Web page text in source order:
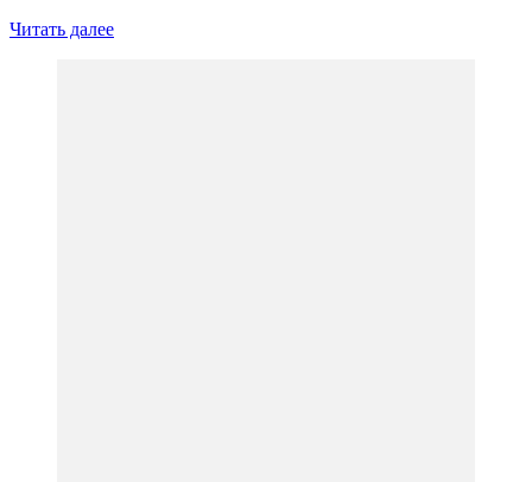
Читать далее